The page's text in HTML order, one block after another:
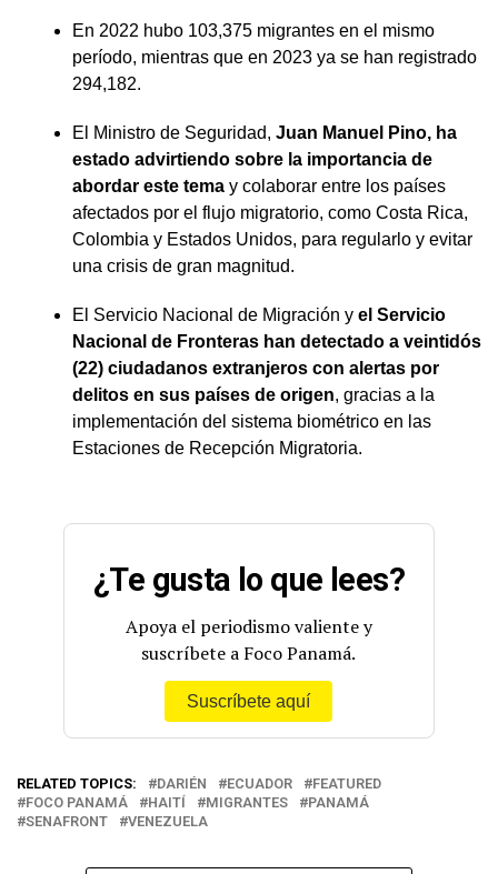
En 2022 hubo 103,375 migrantes en el mismo
período, mientras que en 2023 ya se han registrado
294,182.
El Ministro de Seguridad, Juan Manuel Pino, ha
estado advirtiendo sobre la importancia de
abordar este tema y colaborar entre los países
afectados por el flujo migratorio, como Costa Rica,
Colombia y Estados Unidos, para regularlo y evitar
una crisis de gran magnitud.
El Servicio Nacional de Migración y el Servicio
Nacional de Fronteras han detectado a veintidós
(22) ciudadanos extranjeros con alertas por
delitos en sus países de origen, gracias a la
implementación del sistema biométrico en las
Estaciones de Recepción Migratoria.
¿Te gusta lo que lees?
Apoya el periodismo valiente y
suscríbete a Foco Panamá.
Suscríbete aquí
RELATED TOPICS: DARIÉN ECUADOR
FEATURED
FOCO PANAMÁ
HAITÍ MIGRANTES
PANAMÁ
SENAFRONT
VENEZUELA